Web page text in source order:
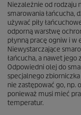
Niezależnie od rodzaju
smarowania łańcucha,
używać piły
odporną warstwę
płynną pracę ogniw i w
Niewystarczające
łańcucha, a nawet
Odpowiedni olej do
specjalnego
nie zastępować go, np.
ponieważ musi mieć
temperatur.